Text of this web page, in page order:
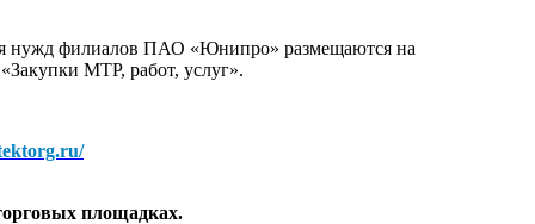
нужд филиалов ПАО «Юнипро» размещаются на
«Закупки МТР, работ, услуг».
площадках.